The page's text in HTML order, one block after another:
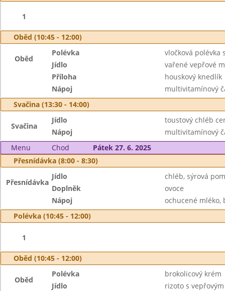
1
Oběd (10:45 - 12:00)
Oběd
Polévka
vločková polévka
Jídlo
vařené vepřové
Příloha
houskový knedlík
Nápoj
multivitamínový
Svačina (13:30 - 14:00)
Svačina
Jídlo
toustový chléb
Nápoj
multivitamínový
Menu
Chod
Pátek 27. 6. 2025
Přesnídávka (8:00 - 8:30)
Přesnídávka
Jídlo
chléb, sýrová
Doplněk
ovoce
Nápoj
ochucené mléko,
Polévka (10:45 - 12:00)
1
Oběd (10:45 - 12:00)
Oběd
Polévka
brokolicový krém
Jídlo
rizoto s